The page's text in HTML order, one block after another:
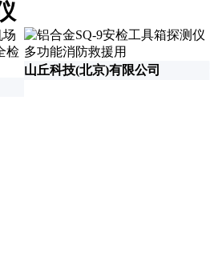
山丘科技(北京)有限公司